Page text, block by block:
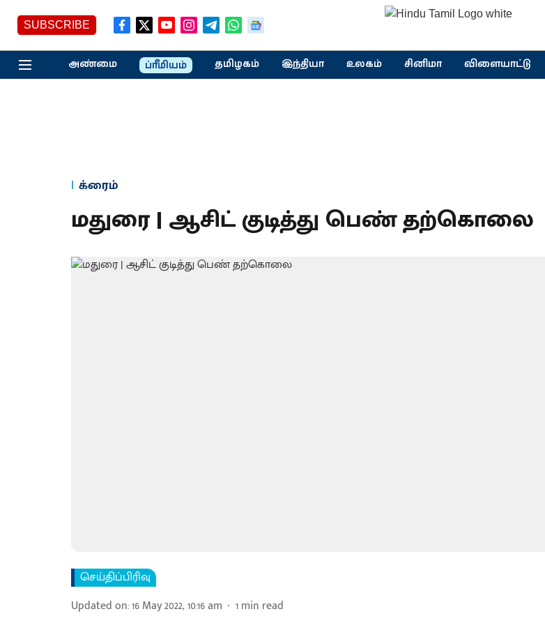
SUBSCRIBE
அண்மை ப்ரீமியம் தமிழகம் இந்தியா உலகம் சினிமா விளையாட்டு
க்ரைம்
மதுரை | ஆசிட் குடித்து பெண் தற்கொலை
செய்திப்பிரிவு
Updated on:16 May 2022, 10:16 am 1min read